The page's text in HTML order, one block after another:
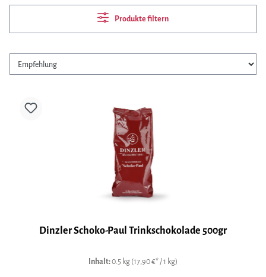
Produkte filtern
Dinzler Schoko-Paul Trinkschokolade 500gr
Inhalt:0.5 kg (17,90 €* / 1 kg)